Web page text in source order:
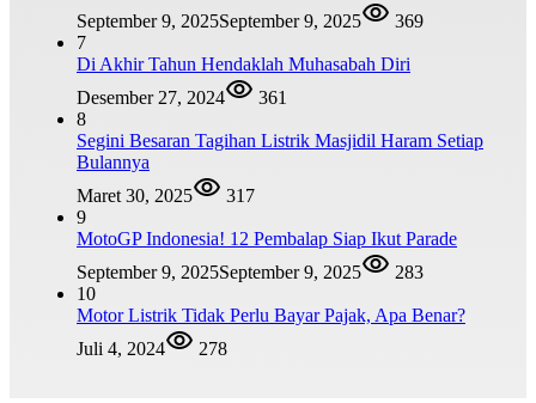
September 9, 2025September 9, 2025
369
7
Di Akhir Tahun Hendaklah Muhasabah Diri
Desember 27, 2024
361
8
Segini Besaran Tagihan Listrik Masjidil Haram Setiap
Bulannya
Maret 30, 2025
317
9
MotoGP Indonesia! 12 Pembalap Siap Ikut Parade
September 9, 2025September 9, 2025
283
10
Motor Listrik Tidak Perlu Bayar Pajak, Apa Benar?
Juli 4, 2024
278